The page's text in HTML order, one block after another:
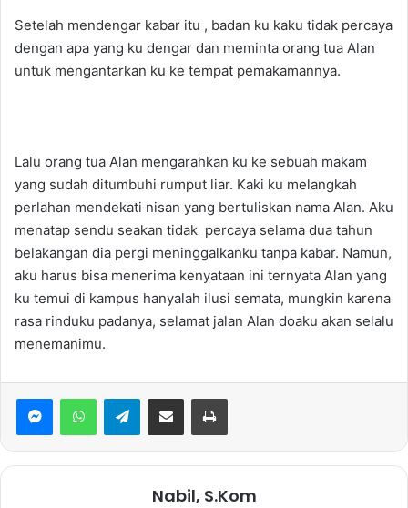
Setelah mendengar kabar itu , badan ku kaku tidak percaya
dengan apa yang ku dengar dan meminta orang tua Alan
untuk mengantarkan ku ke tempat pemakamannya.
Lalu orang tua Alan mengarahkan ku ke sebuah makam
yang sudah ditumbuhi rumput liar. Kaki ku melangkah
perlahan mendekati nisan yang bertuliskan nama Alan. Aku
menatap sendu seakan tidak percaya selama dua tahun
belakangan dia pergi meninggalkanku tanpa kabar. Namun,
aku harus bisa menerima kenyataan ini ternyata Alan yang
ku temui di kampus hanyalah ilusi semata, mungkin karena
rasa rinduku padanya, selamat jalan Alan doaku akan selalu
menemanimu.
WhatsAppTelegramBagikan via Email Print
Nabil, S.Kom